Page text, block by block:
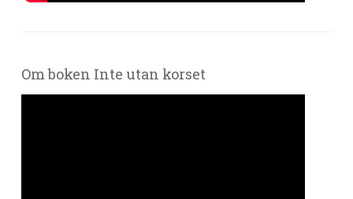
Om boken Inte utan korset